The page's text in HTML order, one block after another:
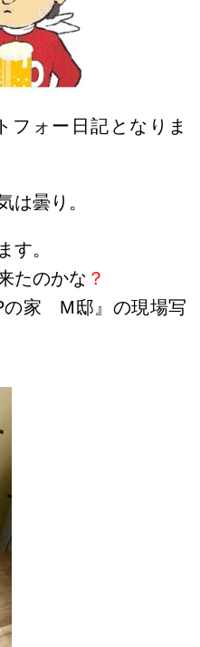
フォー日記となりま
は曇り 。
す。
たのかな ？
の家 M邸』の現場写